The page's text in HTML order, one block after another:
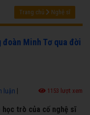
Trang chủ Nghệ sĩ
Minh Tơ qua đời
luận 1153 lượt xem
trò của cố nghệ sĩ